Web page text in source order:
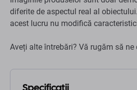
diferite de aspectul real al
acest lucru nu modifică
Aveți alte întrebări? Vă rugăm să